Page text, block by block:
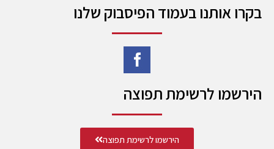
בקרו אותנו בעמוד הפיסבוק שלנו
הירשמו לרשימת תפוצה
הירשמו לרשימת תפוצה